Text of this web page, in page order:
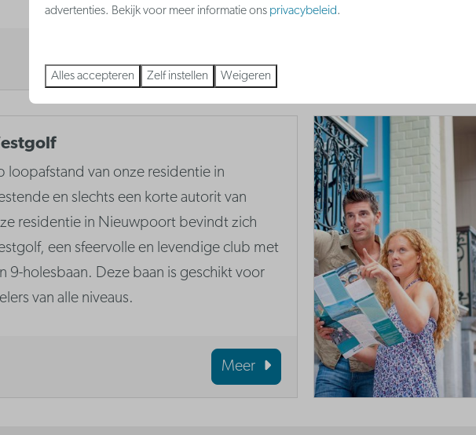
loopafstand van onze residentie in
en slechts een korte autorit van
residentie in Nieuwpoort bevindt zich
een sfeervolle en levendige club met
9-holesbaan. Deze baan is geschikt voor
van alle niveaus.
Meer
advertenties. Bekijk voor meer informatie ons privacybeleid.
Alles accepteren Zelf instellen Weigeren